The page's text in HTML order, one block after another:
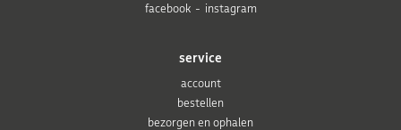
service
account
bestellen
bezorgen en ophalen
facebook
instagram